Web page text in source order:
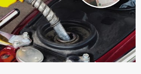
ᵭḕu là các chất dinh dưỡng tṓt cho sự
Đậu nành phȃn hủy sẽ cung cấp nitơ, phṓt
Hạt ᵭậu nành còn có tác dụng cải thiện
nhờ ᵭó ᵭất sẽ tơi xṓp hơn. Sử dụng hạt
sẽ giúp cȃy ⱪhỏe mạnh, tăng sức ᵭḕ ⱪháng,